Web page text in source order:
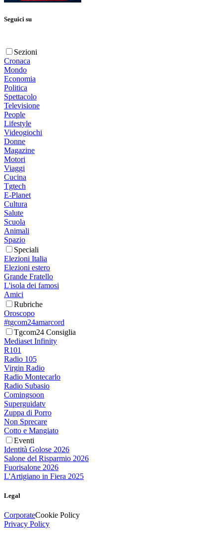
Seguici su
Sezioni
Cronaca
Mondo
Economia
Politica
Spettacolo
Televisione
People
Lifestyle
Videogiochi
Donne
Magazine
Motori
Viaggi
Cucina
Tgtech
E-Planet
Cultura
Salute
Scuola
Animali
Spazio
Speciali
Elezioni Italia
Elezioni estero
Grande Fratello
L'isola dei famosi
Amici
Rubriche
Oroscopo
#tgcom24amarcord
Tgcom24 Consiglia
Mediaset Infinity
R101
Radio 105
Virgin Radio
Radio Montecarlo
Radio Subasio
Comingsoon
Superguidatv
Zuppa di Porro
Non Sprecare
Cotto e Mangiato
Eventi
Identità Golose 2026
Salone del Risparmio 2026
Fuorisalone 2026
L'Artigiano in Fiera 2025
Legal
CorporateCookie Policy
Privacy Policy